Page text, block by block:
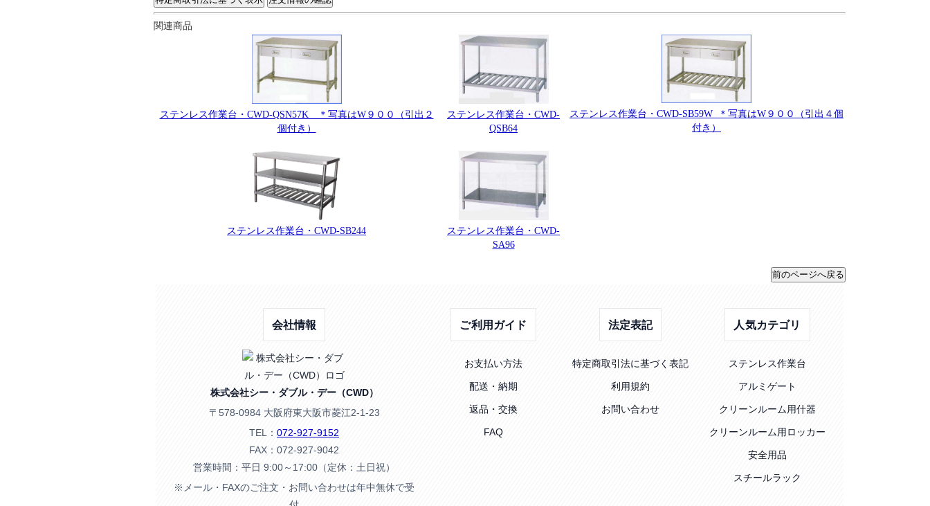
関連商品
ステンレス作業台・CWD-QSN57K ＊写真はW９００（引出２
個付き）
ステンレス作業台・CWD-
QSB64
ステンレス作業台・CWD-SB59W ＊写真はW９００（引出４個
付き）
ステンレス作業台・CWD-SB244
ステンレス作業台・CWD-
SA96
会社情報
株式会社シー・ダブル・デー（CWD）
〒578-0984 大阪府東大阪市菱江2-1-23
TEL： 072-927-9152
FAX：072-927-9042
営業時間：平日 9:00～17:00（定休：土日祝）
※メール・FAXのご注文・お問い合わせは年中無休で受
ご利用ガイド
お支払い方法
配送・納期
返品・交換
FAQ
法定表記
特定商取引法に基づく表記
利用規約
お問い合わせ
人気カテゴリ
ステンレス作業台
アルミゲート
クリーンルーム用什器
クリーンルーム用ロッカー
安全用品
スチールラック